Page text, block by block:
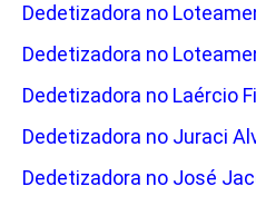
Dedetizadora no
Dedetizadora no
Dedetizadora no Laércio
Dedetizadora no Juraci
Dedetizadora no José